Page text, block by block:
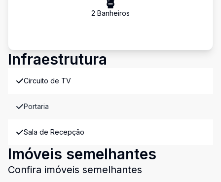
2 Banheiros
Infraestrutura
Circuito de TV
Portaria
Sala de Recepção
Imóveis semelhantes
Confira imóveis semelhantes